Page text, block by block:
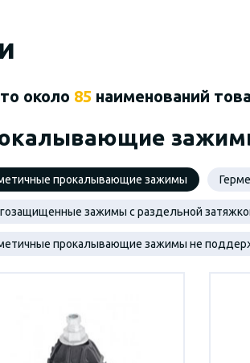
около 85 наименований
прокалывающие зажимы
зажимы с раздельной
прокалывающие зажимы не